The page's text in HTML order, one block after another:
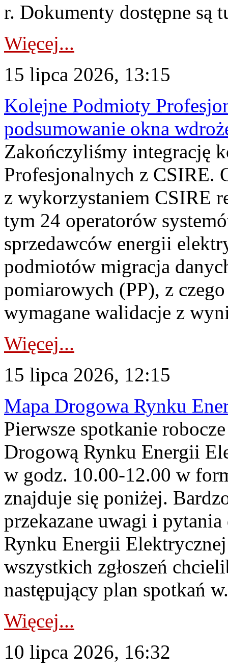
r. Dokumenty dostępne są
Więcej...
15 lipca 2026, 13:15
Kolejne Podmioty
podsumowanie okna
Zakończyliśmy integrację
Profesjonalnych z CSIRE.
z wykorzystaniem CSIRE
tym 24 operatorów
sprzedawców energii
podmiotów migracja
pomiarowych (PP), z
wymagane walidacje z
Więcej...
15 lipca 2026, 12:15
Mapa Drogowa Rynku
Pierwsze spotkanie
Drogową Rynku Energii
w godz. 10.00-12.00 w
znajduje się poniżej.
przekazane uwagi i
Rynku Energii
wszystkich zgłoszeń
następujący plan spotkań
Więcej...
10 lipca 2026, 16:32